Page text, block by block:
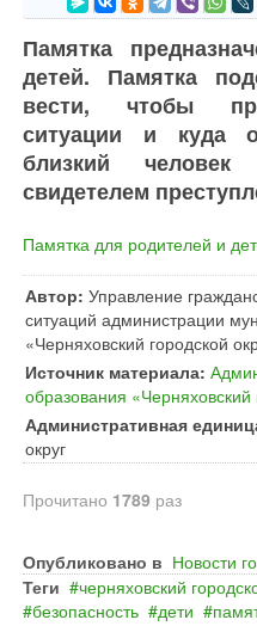
Памятка
детей. Памятка
вести, чтобы
ситуации и куда
близкий
свидетелем
Памятка для родителей и
Автор: Управление
ситуаций администрации
«Черняховский городской
Источник материала:
образования «Черняховский
Административная
округ
Прочитано 1789 раз
Опубликовано в Новости
Теги
черняховский
безопасность
дети